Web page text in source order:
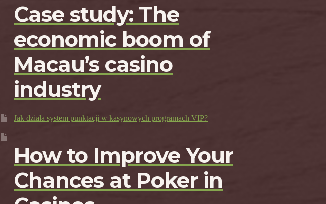
Case study: The
economic boom of
Macau’s casino
industry
Jak działa system punktacji w kasynowych programach VIP?
How to Improve Your
Chances at Poker in